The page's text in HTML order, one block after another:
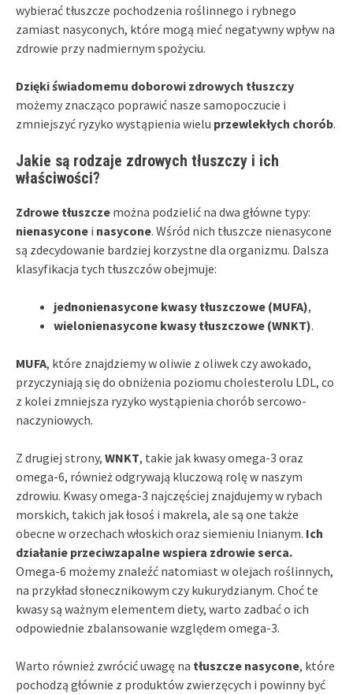
wybierać tłuszcze pochodzenia roślinnego i rybnego
zamiast nasyconych, które mogą mieć negatywny wpływ na
zdrowie przy nadmiernym spożyciu.
Dzięki świadomemu doborowi zdrowych tłuszczy
możemy znacząco poprawić nasze samopoczucie i
zmniejszyć ryzyko wystąpienia wielu przewlekłych chorób.
Jakie są rodzaje zdrowych tłuszczy i ich
właściwości?
Zdrowe tłuszcze można podzielić na dwa główne typy:
nienasycone i nasycone. Wśród nich tłuszcze nienasycone
są zdecydowanie bardziej korzystne dla organizmu. Dalsza
klasyfikacja tych tłuszczów obejmuje:
jednonienasycone kwasy tłuszczowe (MUFA),
wielonienasycone kwasy tłuszczowe (WNKT).
MUFA, które znajdziemy w oliwie z oliwek czy awokado,
przyczyniają się do obniżenia poziomu cholesterolu LDL, co
z kolei zmniejsza ryzyko wystąpienia chorób sercowo-
naczyniowych.
Z drugiej strony, WNKT, takie jak kwasy omega-3 oraz
omega-6, również odgrywają kluczową rolę w naszym
zdrowiu. Kwasy omega-3 najczęściej znajdujemy w rybach
morskich, takich jak łosoś i makrela, ale są one także
obecne w orzechach włoskich oraz siemieniu lnianym. Ich
działanie przeciwzapalne wspiera zdrowie serca.
Omega-6 możemy znaleźć natomiast w olejach roślinnych,
na przykład słonecznikowym czy kukurydzianym. Choć te
kwasy są ważnym elementem diety, warto zadbać o ich
odpowiednie zbalansowanie względem omega-3.
Warto również zwrócić uwagę na tłuszcze nasycone, które
pochodzą głównie z produktów zwierzęcych i powinny być